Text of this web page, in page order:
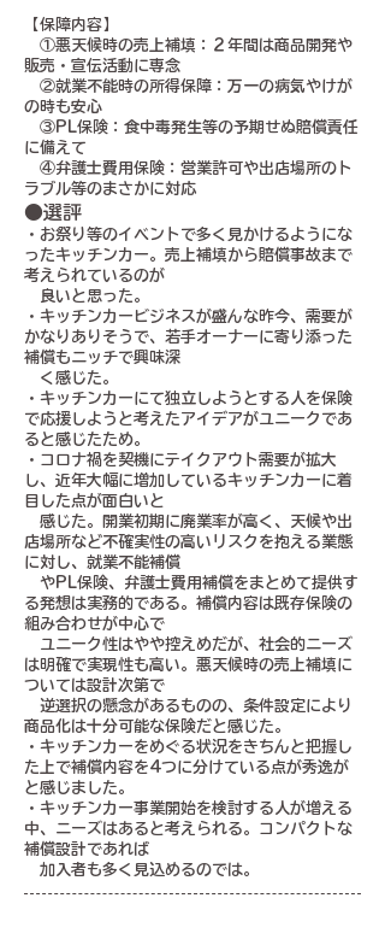
【保障内容】
①悪天候時の売上補填：２年間は商品開発や
販売・宣伝活動に専念
②就業不能時の所得保障：万一の病気やけが
の時も安心
③PL保険：食中毒発生等の予期せぬ賠償責任
に備えて
④弁護士費用保険：営業許可や出店場所のト
ラブル等のまさかに対応
●選評
・お祭り等のイベントで多く見かけるようにな
ったキッチンカー。売上補填から賠償事故まで
考えられているのが
良いと思った。
・キッチンカービジネスが盛んな昨今、需要が
かなりありそうで、若手オーナーに寄り添った
補償もニッチで興味深
く感じた。
・キッチンカーにて独立しようとする人を保険
で応援しようと考えたアイデアがユニークであ
ると感じたため。
・コロナ禍を契機にテイクアウト需要が拡大
し、近年大幅に増加しているキッチンカーに着
目した点が面白いと
感じた。開業初期に廃業率が高く、天候や出
店場所など不確実性の高いリスクを抱える業態
に対し、就業不能補償
やPL保険、弁護士費用補償をまとめて提供す
る発想は実務的である。補償内容は既存保険の
組み合わせが中心で
ユニーク性はやや控えめだが、社会的ニーズ
は明確で実現性も高い。悪天候時の売上補填に
ついては設計次第で
逆選択の懸念があるものの、条件設定により
商品化は十分可能な保険だと感じた。
・キッチンカーをめぐる状況をきちんと把握し
た上で補償内容を4つに分けている点が秀逸が
と感じました。
・キッチンカー事業開始を検討する人が増える
中、ニーズはあると考えられる。コンパクトな
補償設計であれば
加入者も多く見込めるのでは。